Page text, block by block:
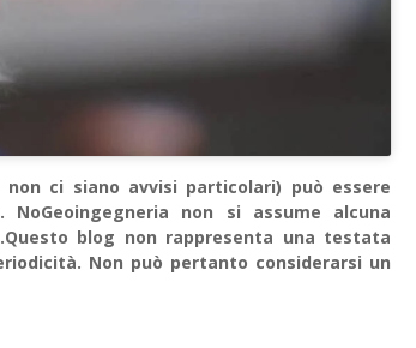
ci siano avvisi particolari) può essere
non si assume alcuna
blog non rappresenta una testata
Non può pertanto considerarsi un